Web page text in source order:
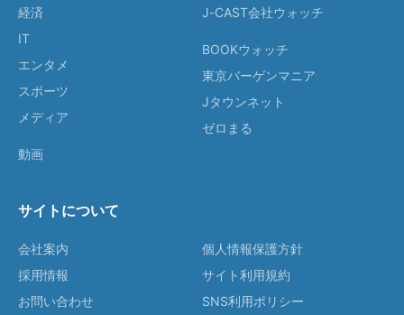
経済
IT
エンタメ
スポーツ
メディア
動画
J-CAST会社ウォッチ
BOOKウォッチ
東京バーゲンマニア
Jタウンネット
ゼロまる
サイトについて
会社案内
採用情報
お問い合わせ
個人情報保護方針
サイト利用規約
SNS利用ポリシー